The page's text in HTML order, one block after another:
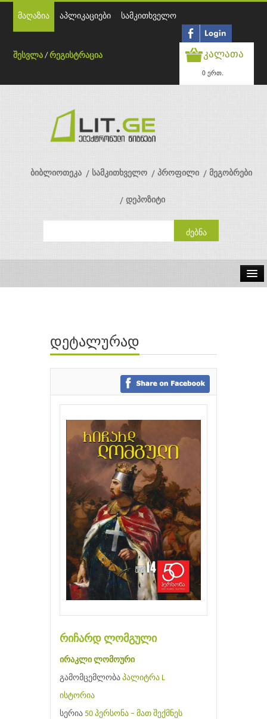
მაღაზია აპლიკაციები სამკითხველო
შესვლა /რეგისტრაცია კალათა
0 ერთ.
ბიბლიოთეკა სამკითხველო პროფილი მეგობრები
დეპოზიტი
ავტორები
გამომცემლობები
დეტალურად
რიჩარდ ლომგული
ირაკლი ლომოური
გამომცემლობა პალიტრა L
ისტორია
სერია 50 პერსონა – მათ შექმნეს